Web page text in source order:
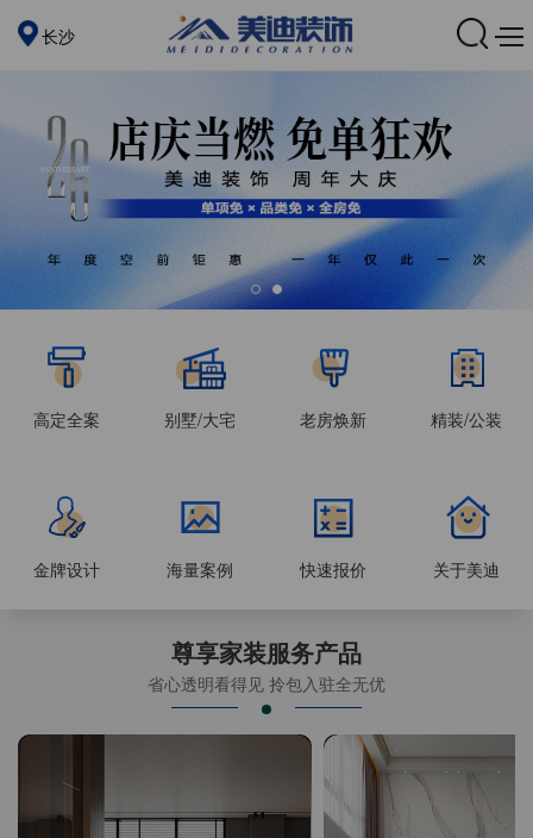
长沙
高定全案 别墅/大宅 老房焕新 精装/公装
金牌设计 海量案例 快速报价 关于美迪
尊享家装服务产品
省心透明看得见 拎包入驻全无优